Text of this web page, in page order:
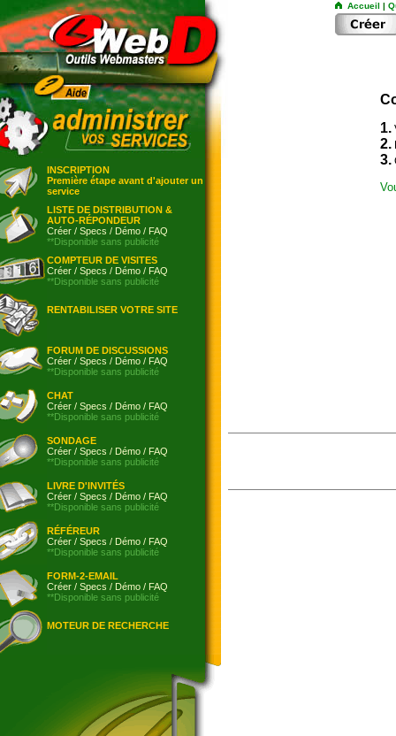
INSCRIPTION
Première étape avant d'ajouter un
service
LISTE DE DISTRIBUTION &
AUTO-RÉPONDEUR
Créer / Specs / Démo / FAQ
**Disponible sans publicité
COMPTEUR DE VISITES
Créer / Specs / Démo / FAQ
**Disponible sans publicité
RENTABILISER VOTRE SITE
FORUM DE DISCUSSIONS
Créer / Specs / Démo / FAQ
**Disponible sans publicité
CHAT
Créer / Specs / Démo / FAQ
**Disponible sans publicité
SONDAGE
Créer / Specs / Démo / FAQ
**Disponible sans publicité
LIVRE D'INVITÉS
Créer / Specs / Démo / FAQ
**Disponible sans publicité
RÉFÉREUR
Créer / Specs / Démo / FAQ
**Disponible sans publicité
FORM-2-EMAIL
Créer / Specs / Démo / FAQ
**Disponible sans publicité
MOTEUR DE RECHERCHE
Accueil |
1.
2.
3.